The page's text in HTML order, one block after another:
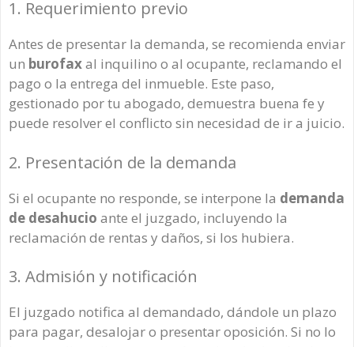
1. Requerimiento previo
Antes de presentar la demanda, se recomienda enviar
un burofaxal inquilino o al ocupante, reclamando el
pago o la entrega del inmueble. Este paso,
gestionado por tu abogado, demuestra buena fe y
puede resolver el conflicto sin necesidad de ir a juicio.
2. Presentación de la demanda
Si el ocupante no responde, se interpone la demanda
de desahucio ante el juzgado, incluyendo la
reclamación de rentas y daños, si los hubiera.
3. Admisión y notificación
El juzgado notifica al demandado, dándole un plazo
para pagar, desalojar o presentar oposición. Si no lo